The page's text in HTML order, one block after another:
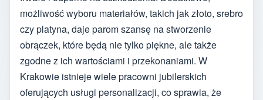
możliwość wyboru materiałów, takich jak złoto, srebro
czy platyna, daje parom szansę na stworzenie
obrączek, które będą nie tylko piękne, ale także
zgodne z ich wartościami i przekonaniami. W
Krakowie istnieje wiele pracowni jubilerskich
oferujących usługi personalizacji, co sprawia, że